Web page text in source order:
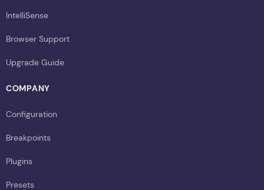
IntelliSense
Browser Support
Upgrade Guide
COMPANY
Configuration
Breakpoints
Plugins
Presets